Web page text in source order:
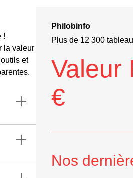
!
la valeur
et
Philobinfo
Plus de 12 300
Valeur
€
Nos